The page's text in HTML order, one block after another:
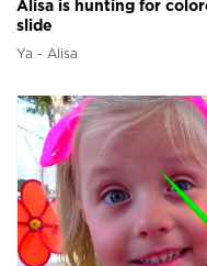
Alisa is hunting for
slide
Ya - Alisa